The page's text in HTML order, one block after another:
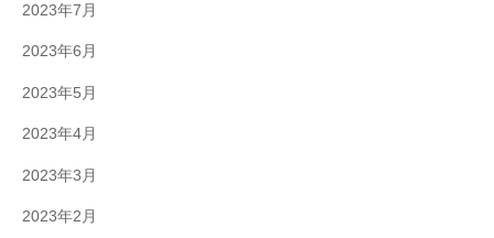
2023年7月
2023年6月
2023年5月
2023年4月
2023年3月
2023年2月